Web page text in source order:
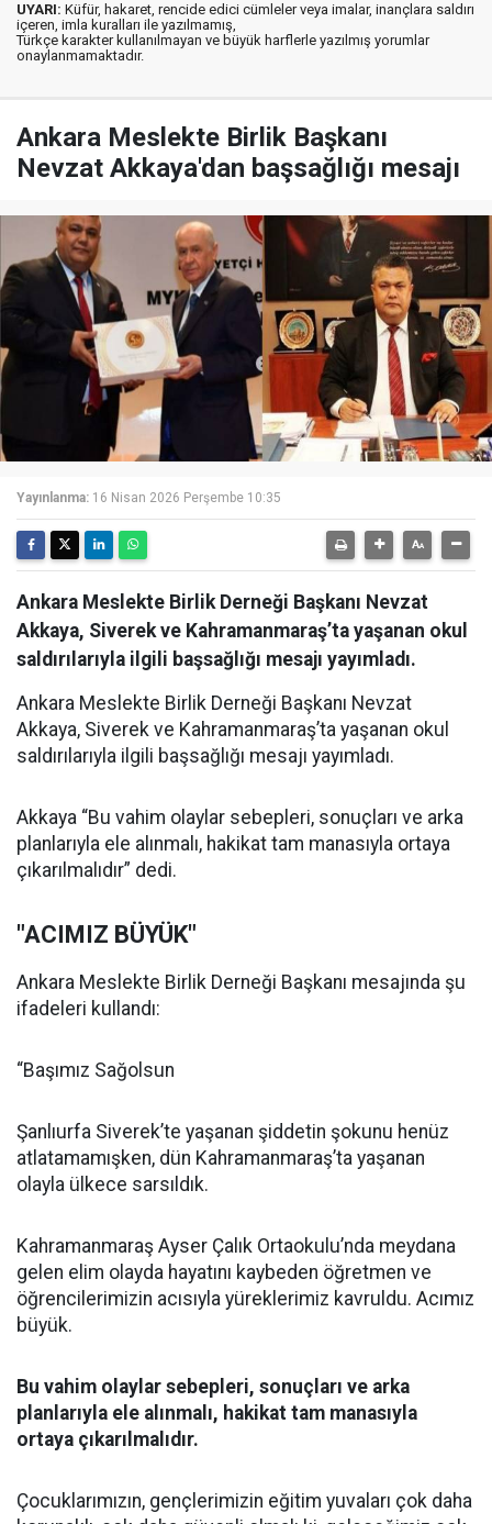
UYARI: Küfür, hakaret, rencide edici cümleler veya imalar, inançlara saldırı
içeren, imla kuralları ile yazılmamış,
Türkçe karakter kullanılmayan ve büyük harflerle yazılmış yorumlar
onaylanmamaktadır.
Ankara Meslekte Birlik Başkanı
Nevzat Akkaya'dan başsağlığı mesajı
Yayınlanma: 16 Nisan 2026 Perşembe 10:35
Ankara Meslekte Birlik Derneği Başkanı Nevzat
Akkaya, Siverek ve Kahramanmaraş’ta yaşanan okul
saldırılarıyla ilgili başsağlığı mesajı yayımladı.
Ankara Meslekte Birlik Derneği Başkanı Nevzat
Akkaya, Siverek ve Kahramanmaraş’ta yaşanan okul
saldırılarıyla ilgili başsağlığı mesajı yayımladı.
Akkaya “Bu vahim olaylar sebepleri, sonuçları ve arka
planlarıyla ele alınmalı, hakikat tam manasıyla ortaya
çıkarılmalıdır” dedi.
"ACIMIZ BÜYÜK"
Ankara Meslekte Birlik Derneği Başkanı mesajında şu
ifadeleri kullandı:
“Başımız Sağolsun
Şanlıurfa Siverek’te yaşanan şiddetin şokunu henüz
atlatamamışken, dün Kahramanmaraş’ta yaşanan
olayla ülkece sarsıldık.
Kahramanmaraş Ayser Çalık Ortaokulu’nda meydana
gelen elim olayda hayatını kaybeden öğretmen ve
öğrencilerimizin acısıyla yüreklerimiz kavruldu. Acımız
büyük.
Bu vahim olaylar sebepleri, sonuçları ve arka
planlarıyla ele alınmalı, hakikat tam manasıyla
ortaya çıkarılmalıdır.
Çocuklarımızın, gençlerimizin eğitim yuvaları çok daha